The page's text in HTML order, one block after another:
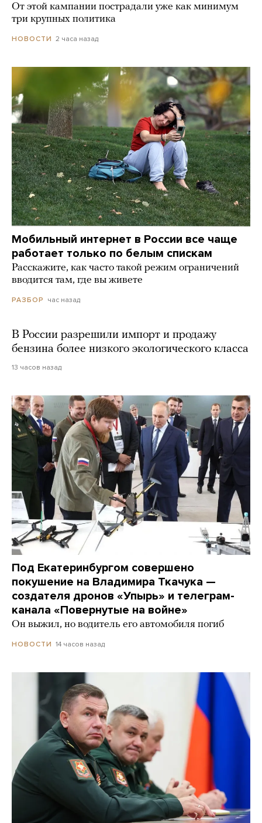
От этой кампании пострадали уже как минимум
три крупных политика
НОВОСТИ 2 часа назад
Мобильный интернет в России все чаще
работает только по белым спискам
Расскажите, как часто такой режим ограничений
вводится там, где вы живете
РАЗБОР час назад
В России разрешили импорт и продажу
бензина более низкого экологического класса
13 часов назад
Под Екатеринбургом совершено
покушение на Владимира Ткачука —
создателя дронов «Упырь» и телеграм-
канала «Повернутые на войне»
Он выжил, но водитель его автомобиля погиб
НОВОСТИ 14 часов назад